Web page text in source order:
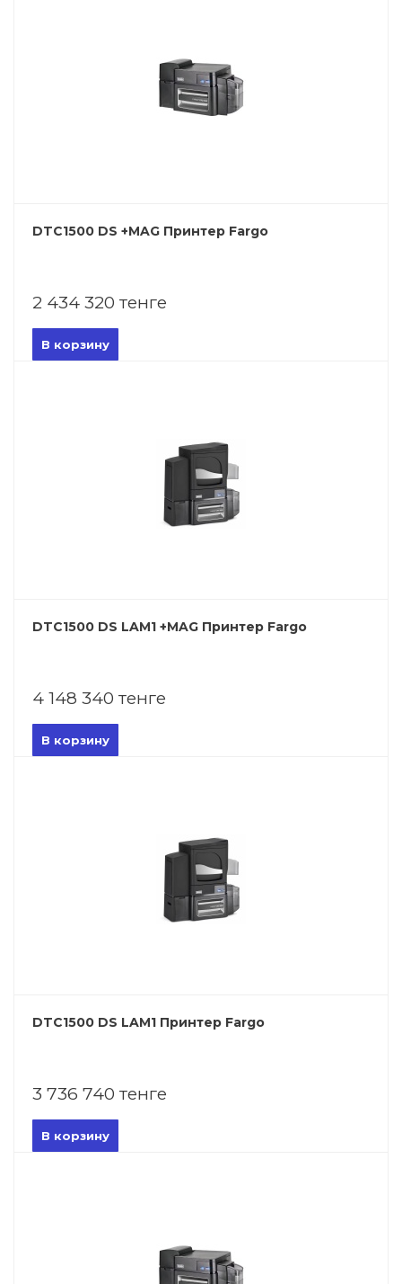
DTC1500 DS +MAG Принтер Fargo
2 434 320 тенге
В корзину
DTC1500 DS LAM1 +MAG Принтер Fargo
4 148 340 тенге
В корзину
DTC1500 DS LAM1 Принтер Fargo
3 736 740 тенге
В корзину